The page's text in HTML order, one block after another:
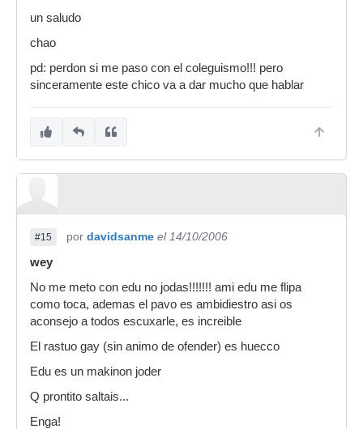
un saludo
chao
pd: perdon si me paso con el coleguismo!!! pero
sinceramente este chico va a dar mucho que hablar
#15 por davidsanme el 14/10/2006
wey
No me meto con edu no jodas!!!!!!! ami edu me flipa
como toca, ademas el pavo es ambidiestro asi os
aconsejo a todos escuxarle, es increible
El rastuo gay (sin animo de ofender) es huecco
Edu es un makinon joder
Q prontito saltais...
Enga!